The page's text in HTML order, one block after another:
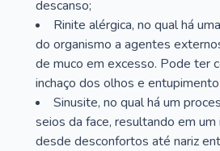
descanso;
Rinite alérgica, no qual há
do organismo a agentes
de muco em excesso. Pode ter
inchaço dos olhos e
Sinusite, no qual há um
seios da face, resultando em um
desde desconfortos até nariz